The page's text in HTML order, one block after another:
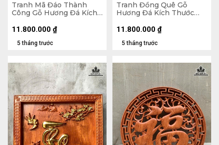
Tranh Mã Đáo Thành
Công Gỗ Hương Đá Kích
5 tháng trước
11.800.000 ₫
Tranh Đồng Quê Gỗ
Hương Đá Kích Thước
5 tháng trước
11.800.000 ₫